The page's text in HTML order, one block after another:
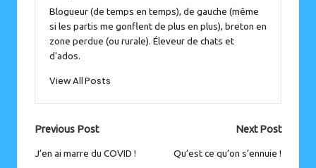
Blogueur (de temps en temps), de gauche (même
si les partis me gonflent de plus en plus), breton en
zone perdue (ou rurale). Éleveur de chats et
d'ados.
View All Posts
Post
navigation
Previous Post
J’en ai marre du COVID !
Next Post
Qu’est ce qu’on s’ennuie !